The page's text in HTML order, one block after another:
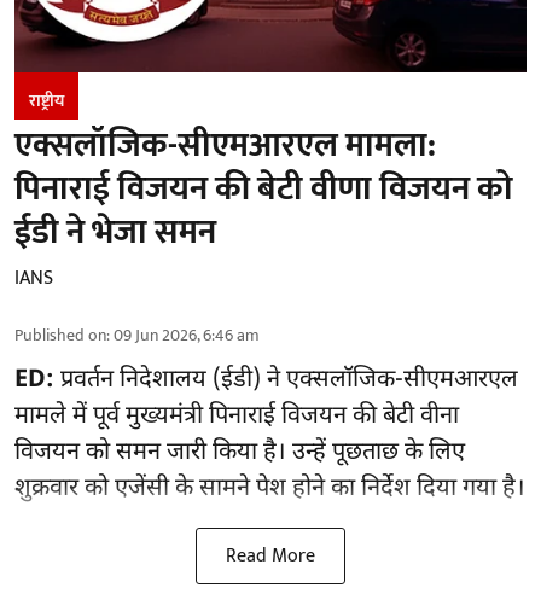
राष्ट्रीय
एक्सलॉजिक-सीएमआरएल मामला:
पिनाराई विजयन की बेटी वीणा विजयन को
ईडी ने भेजा समन
IANS
Published on:09 Jun 2026, 6:46 am
ED: प्रवर्तन निदेशालय (ईडी) ने एक्सलॉजिक-सीएमआरएल
मामले में पूर्व मुख्यमंत्री पिनाराई विजयन की बेटी वीना
विजयन को समन जारी किया है। उन्हें पूछताछ के लिए
शुक्रवार को एजेंसी के सामने पेश होने का निर्देश दिया गया है।
Read More